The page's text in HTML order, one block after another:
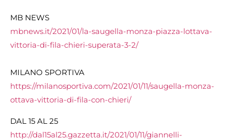
MB NEWS
mbnews.it/2021/01/la-saugella-monza-piazza-lottava-
vittoria-di-fila-chieri-superata-3-2/
MILANO SPORTIVA
https://milanosportiva.com/2021/01/11/saugella-monza-
ottava-vittoria-di-fila-con-chieri/
DAL 15 AL 25
http://dal15al25.gazzetta.it/2021/01/11/giannelli-